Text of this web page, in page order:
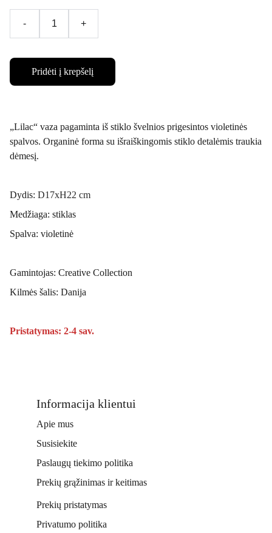
- +
Pridėti į krepšelį
„Lilac“ vaza pagaminta iš stiklo švelnios prigesintos violetinės
spalvos. Organinė forma su išraiškingomis stiklo detalėmis traukia
dėmesį.
Dydis: D17xH22 cm
Medžiaga: stiklas
Spalva: violetinė
Gamintojas: Creative Collection
Kilmės šalis: Danija
Pristatymas: 2-4 sav.
Apie mus
Privatumo politika
Prekių grąžinimas ir keitimas
Paslaugų tiekimo politika
Informacija klientui
Susisiekite
Prekių pristatymas